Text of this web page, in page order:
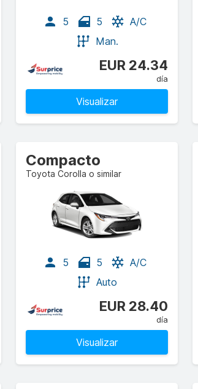
5 5
A/C
Man.
EUR 24.34
día
Visualizar
Compacto
Toyota Corolla o similar
5 5
A/C
Auto
EUR 28.40
día
Visualizar